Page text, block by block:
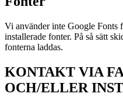
Vi använder inte Google Fonts
installerade fonter. På så sätt
fonterna laddas.
KONTAKT VIA
OCH/ELLER